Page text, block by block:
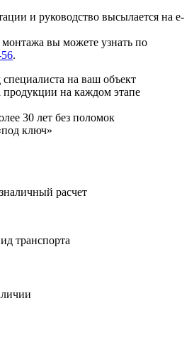
и руководство высылается на e-
вы можете узнать по
.
на ваш объект
продукции на каждом этапе
30 лет без поломок
ключ»
расчет
транспорта